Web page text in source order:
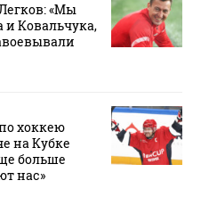
«Мы
Ковальчука,
хоккею
на Кубке
больше
нас»